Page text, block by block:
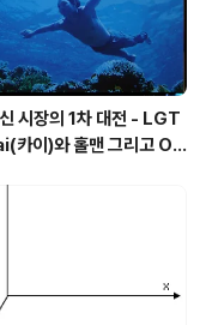
시장의 1차 대전 - LGT
카이)와 홀맨 그리고 OZ